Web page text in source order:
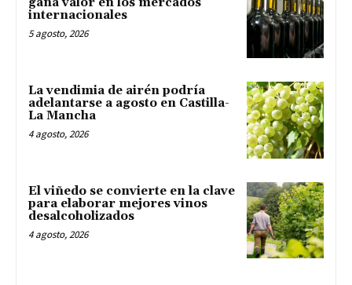
internacionales
5 agosto, 2026
La vendimia de airén podría
adelantarse a agosto en Castilla-
La Mancha
4 agosto, 2026
El viñedo se convierte en la clave
para elaborar mejores vinos
desalcoholizados
4 agosto, 2026